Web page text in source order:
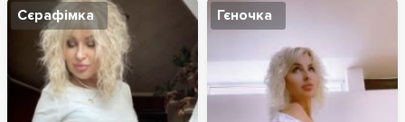
Сєрафімка Гєночка